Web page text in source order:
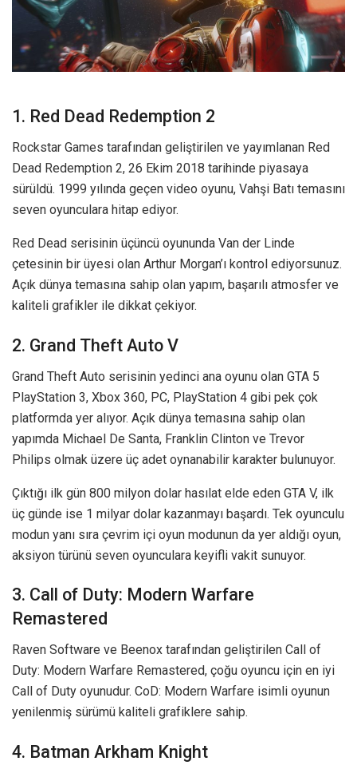
1. Red Dead Redemption 2
Rockstar Games tarafından geliştirilen ve yayımlanan Red
Dead Redemption 2, 26 Ekim 2018 tarihinde piyasaya
sürüldü. 1999 yılında geçen video oyunu, Vahşi Batı temasını
seven oyunculara hitap ediyor.
Red Dead serisinin üçüncü oyununda Van der Linde
çetesinin bir üyesi olan Arthur Morgan’ı kontrol ediyorsunuz.
Açık dünya temasına sahip olan yapım, başarılı atmosfer ve
kaliteli grafikler ile dikkat çekiyor.
2. Grand Theft Auto V
Grand Theft Auto serisinin yedinci ana oyunu olan GTA 5
PlayStation 3, Xbox 360, PC, PlayStation 4 gibi pek çok
platformda yer alıyor. Açık dünya temasına sahip olan
yapımda Michael De Santa, Franklin Clinton ve Trevor
Philips olmak üzere üç adet oynanabilir karakter bulunuyor.
Çıktığı ilk gün 800 milyon dolar hasılat elde eden GTA V, ilk
üç günde ise 1 milyar dolar kazanmayı başardı. Tek oyunculu
modun yanı sıra çevrim içi oyun modunun da yer aldığı oyun,
aksiyon türünü seven oyunculara keyifli vakit sunuyor.
3. Call of Duty: Modern Warfare
Remastered
Raven Software ve Beenox tarafından geliştirilen Call of
Duty: Modern Warfare Remastered, çoğu oyuncu için en iyi
Call of Duty oyunudur. CoD: Modern Warfare isimli oyunun
yenilenmiş sürümü kaliteli grafiklere sahip.
4. Batman Arkham Knight